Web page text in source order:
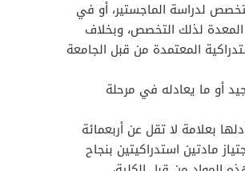
لدراسة الماجستير، أو في
لذلك التخصص، وبخلاف
المعتمدة من قبل الجامعة
أو ما يعادله في مرحلة
بعلامة لا تقل عن أربعمائة
واجتياز مادتين استدراكيتين بنجاح